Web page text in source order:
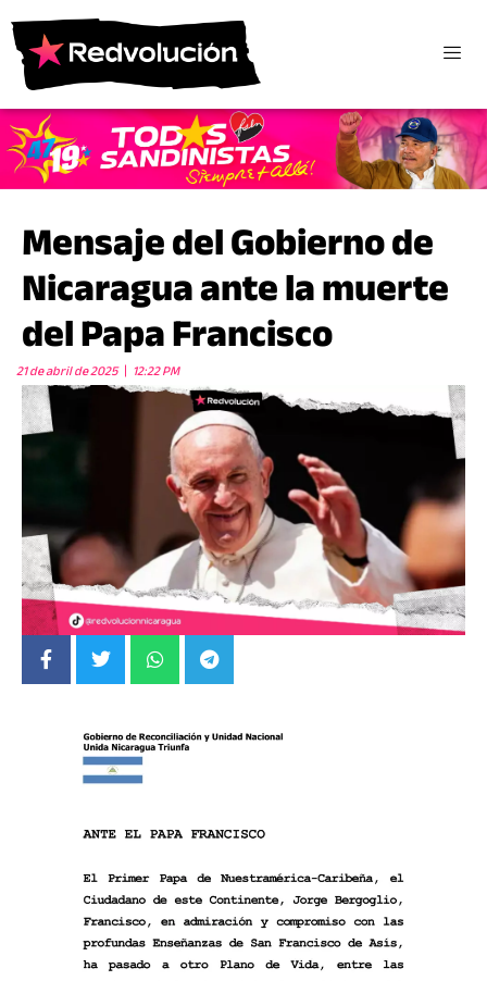
Mensaje del Gobierno de
Nicaragua ante la muerte
del Papa Francisco
21 de abril de 2025 12:22 PM